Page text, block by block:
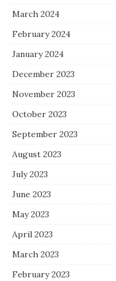
March 2024
February 2024
January 2024
December 2023
November 2023
October 2023
September 2023
August 2023
July 2023
June 2023
May 2023
April 2023
March 2023
February 2023